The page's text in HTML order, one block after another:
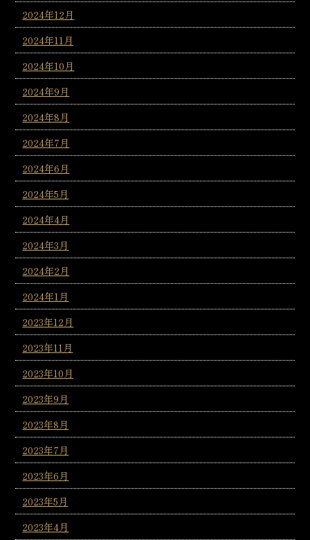
2024年12月
2024年11月
2024年10月
2024年9月
2024年8月
2024年7月
2024年6月
2024年5月
2024年4月
2024年3月
2024年2月
2024年1月
2023年12月
2023年11月
2023年10月
2023年9月
2023年8月
2023年7月
2023年6月
2023年5月
2023年4月